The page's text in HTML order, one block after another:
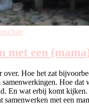
met een
over. Hoe het zat
Hoe dat
En wat erbij komt kijken.
samenwerken met een